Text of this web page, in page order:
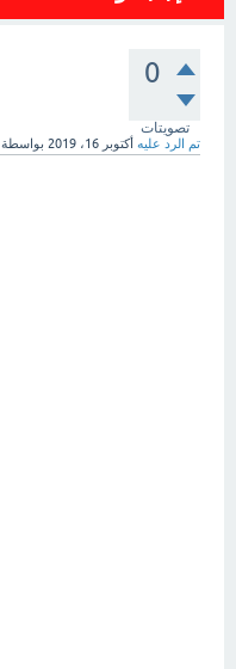
0
تصويتات
تم الرد عليه أكتوبر 16، 2019 بواسطة